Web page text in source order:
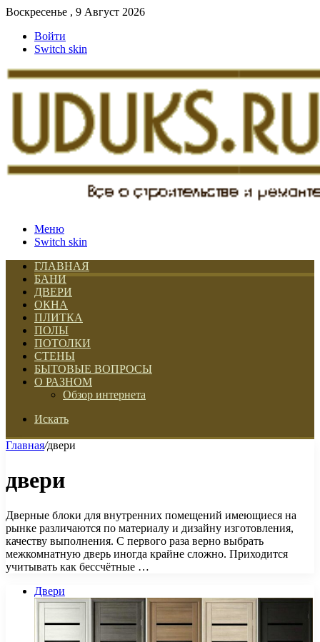
Воскресенье , 9 Август 2026
Войти
Switch skin
Меню
Switch skin
ГЛАВНАЯ
БАНИ
ДВЕРИ
ОКНА
ПЛИТКА
ПОЛЫ
ПОТОЛКИ
СТЕНЫ
БЫТОВЫЕ ВОПРОСЫ
О РАЗНОМ
Обзор интернета
Искать
Главная/двери
двери
Дверные блоки для внутренних помещений имеющиеся на
рынке различаются по материалу и дизайну изготовления,
качеству выполнения. С первого раза верно выбрать
межкомнатную дверь иногда крайне сложно. Приходится
учитывать как бессчётные …
Двери